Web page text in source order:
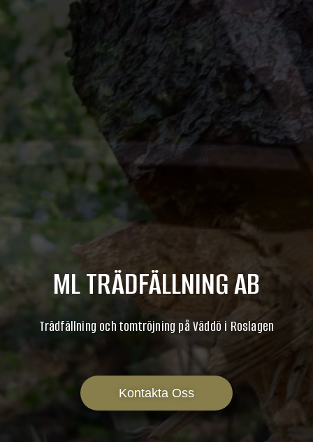
ML TRÄDFÄLLNING AB
Trädfällning och tomtröjning på Väddö i Roslagen
Kontakta Oss